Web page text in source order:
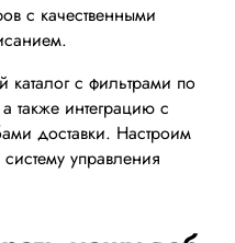
с качественными
каталог с фильтрами по
также интеграцию с
доставки. Настроим
управления